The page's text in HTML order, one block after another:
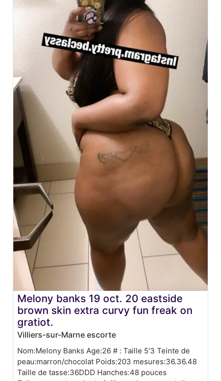
Melony banks 19 oct. 20 eastside
brown skin extra curvy fun freak on
gratiot.
Villiers-sur-Marne escorte
Nom:Melony Banks Age:26 # : Taille 5'3 Teinte de
peau:marron/chocolat Poids:203 mesures:36.36.48
Taille de tasse:36DDD Hanches:48 pouces